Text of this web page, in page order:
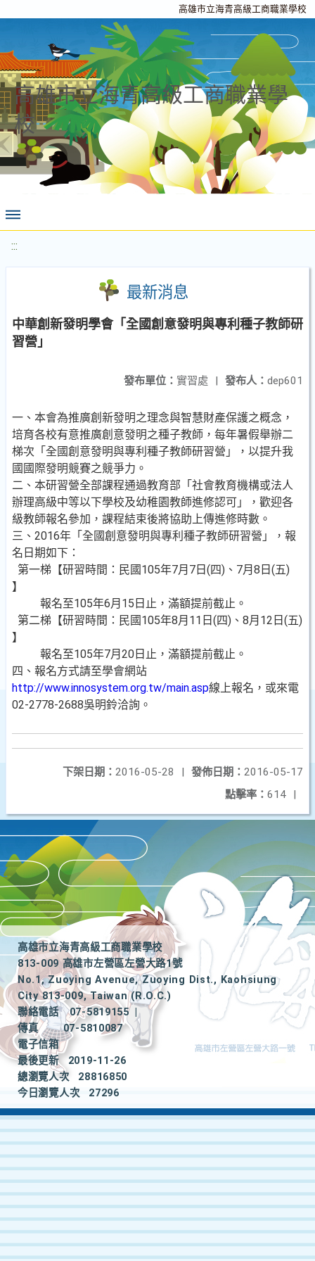
高雄市立海青高級工商職業學校
高雄市立海青高級工商職業學
校
:::
最新消息
中華創新發明學會「全國創意發明與專利種子教師研
習營」
發布人： dep601
發布單位： 實習處 |
一、本會為推廣創新發明之理念與智慧財產保護之概念，
培育各校有意推廣創意發明之種子教師，每年暑假舉辦二
梯次「全國創意發明與專利種子教師研習營」，以提升我
國國際發明競賽之競爭力。
二、本研習營全部課程通過教育部「社會教育機構或法人
辦理高級中等以下學校及幼稚園教師進修認可」，歡迎各
級教師報名參加，課程結束後將協助上傳進修時數。
三、2016年「全國創意發明與專利種子教師研習營」，報
名日期如下：
第一梯【研習時間：民國105年7月7日(四)、7月8日(五)
】
報名至105年6月15日止，滿額提前截止。
第二梯【研習時間：民國105年8月11日(四)、8月12日(五)
】
報名至105年7月20日止，滿額提前截止。
四、報名方式請至學會網站
http://www.innosystem.org.tw/main.asp線上報名，或來電
02-2778-2688吳明鈴洽詢。
發佈日期： 2016-05-17
下架日期： 2016-05-28
|
點擊率： 614 |
高雄市立海青高級工商職業學校
813-009 高雄市左營區左營大路1號
No.1, Zuoying Avenue, Zuoying Dist., Kaohsiung
City 813-009, Taiwan (R.O.C.)
聯絡電話
07-5819155
|
傳真
07-5810087
電子信箱
最後更新
2019-11-26
總瀏覽人次
28816850
今日瀏覽人次
27296